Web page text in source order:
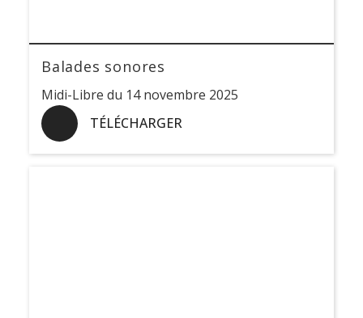
Balades sonores
Midi-Libre du 14 novembre 2025
TÉLÉCHARGER